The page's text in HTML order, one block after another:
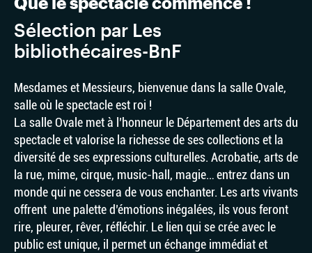
Sélection par Les
bibliothécaires-BnF
Mesdames et Messieurs, bienvenue dans la salle Ovale,
salle où le spectacle est roi !
La salle Ovale met à l’honneur le Département des arts du
spectacle et valorise la richesse de ses collections et la
diversité de ses expressions culturelles. Acrobatie, arts de
la rue, mime, cirque, music-hall, magie… entrez dans un
monde qui ne cessera de vous enchanter. Les arts vivants
offrent une palette d’émotions inégalées, ils vous feront
rire, pleurer, rêver, réfléchir. Le lien qui se crée avec le
public est unique, il permet un échange immédiat et